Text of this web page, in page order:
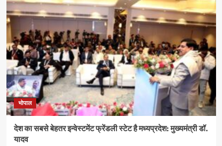
भोपाल
देश का सबसे बेहतर इन्वेस्टमेंट फ्रेंडली स्टेट है मध्यप्रदेश: मुख्यमंत्री डॉ.
यादव